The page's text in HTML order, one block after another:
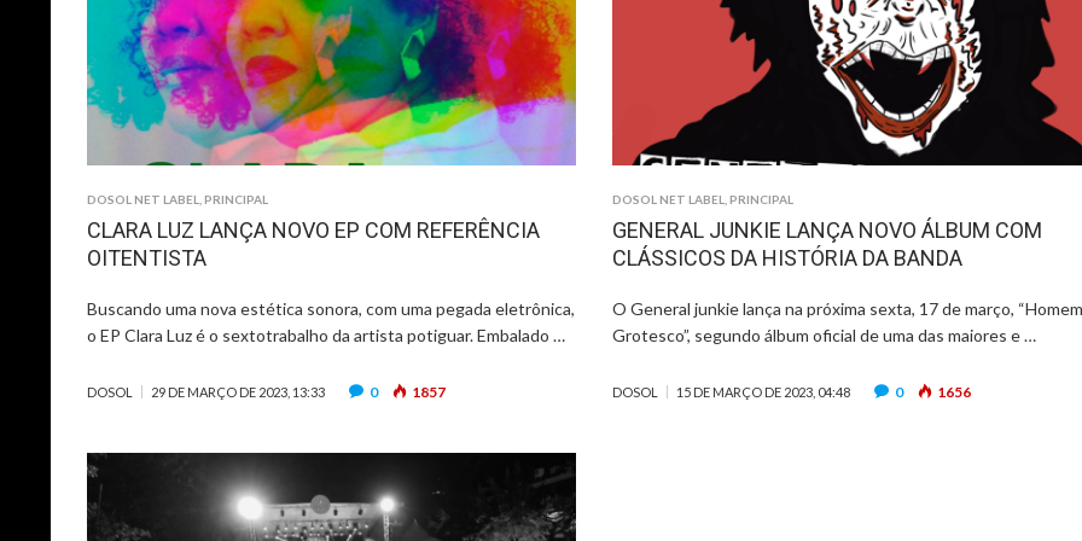
DOSOL NET LABEL PRINCIPAL
CLARA LUZ LANÇA NOVO EP COM REFERÊNCIA
OITENTISTA
Buscando uma nova estética sonora, com uma pegada eletrônica,
o EP Clara Luz é o sextotrabalho da artista potiguar. Embalado …
DOSOL 29 DE MARÇO DE 2023, 13:33 0 1857
DOSOL NET LABEL ,PRINCIPAL
GENERAL JUNKIE LANÇA NOVO ÁLBUM COM
CLÁSSICOS DA HISTÓRIA DA BANDA
O General junkie lança na próxima sexta, 17 de março,
Grotesco”, segundo álbum oficial de uma das maiores e …
DOSOL 15 DE MARÇO DE 2023, 04:48 0 1656